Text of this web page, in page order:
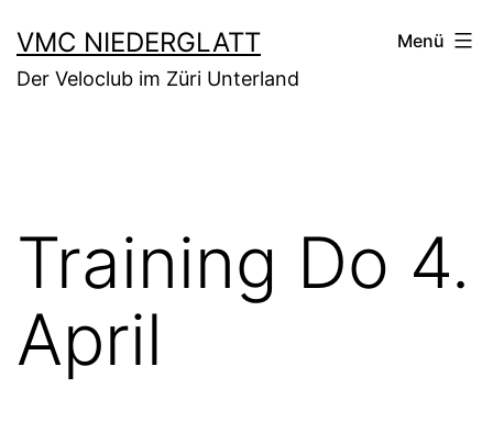
Inhalt
springen
VMC NIEDERGLATT
Der Veloclub im Züri Unterland
Menü
Training Do 4.
April